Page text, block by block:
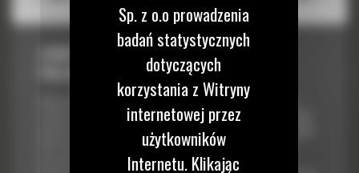
CHWYTAK WIELOPALCZASTY GSH555 Z 5
PALCAMI, O POJEMNOŚCI 1000 LITRÓW
Gama chwytaków wielopalczastych Cat® GSH obejmuje modele i
rozmiary przeznaczone dla szerokiego zakresu zastosowań. Dzięki
krótszym czasom trwania cyklów i zwiększonej pojemności chwytaki
GSH umożliwiają przemieszczenie większej ilości materiału przy
niższym koszcie. Opracowana z myślą o większej efektywności
Sp. z o.o prowadzenia
badań statystycznych
dotyczących
korzystania z Witryny
internetowej przez
użytkowników
Internetu. Klikając